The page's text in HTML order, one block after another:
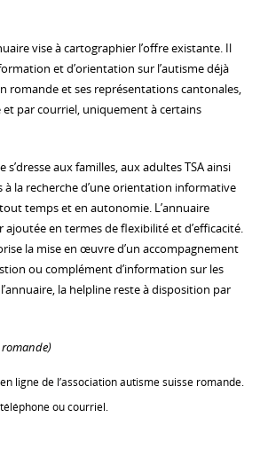
vise à cartographier l’offre existante. Il
et d’orientation sur l’autisme déjà
romande et ses représentations cantonales,
par courriel, uniquement à certains
aux familles, aux adultes TSA ainsi
à la recherche d’une orientation informative
temps et en autonomie. L’annuaire
en termes de flexibilité et d’efficacité.
la mise en œuvre d’un accompagnement
ou complément d’information sur les
la helpline reste à disposition par
romande)
en ligne de l’association autisme suisse romande.
ou courriel.